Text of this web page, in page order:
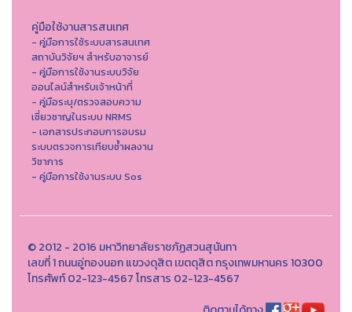
คู่มือใช้งานสารสนเทศ
- คู่มือการใช้ระบบสารสนเทศ
สถาบันวิจัยฯ สำหรับอาจารย์
- คู่มือการใช้งานระบบวิจัย
ออนไลน์สำหรับเจ้าหน้าที่
- คู่มือระบุ/ตรวจสอบความ
เชี่ยวชาญในระบบ NRMS
- เอกสารประกอบการอบรม
ระบบตรวจการเทียบซ้ำผลงาน
วิชาการ
- คู่มือการใช้งานระบบ Sos
© 2012 - 2016 มหาวิทยาลัยราชภัฏสวนสุนันทา
เลขที่ 1 ถนนอู่ทองนอก แขวงดุสิต เขตดุสิต กรุงเทพมหานคร 10300
โทรศัพท์ 02-123-4567 โทรสาร 02-123-4567